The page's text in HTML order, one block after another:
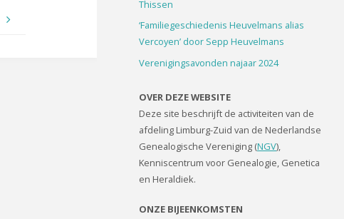
Thissen
‘Familiegeschiedenis Heuvelmans alias
Vercoyen’ door Sepp Heuvelmans
Verenigingsavonden najaar 2024
OVER DEZE WEBSITE
Deze site beschrijft de activiteiten van de
afdeling Limburg-Zuid van de Nederlandse
Genealogische Vereniging (NGV),
Kenniscentrum voor Genealogie, Genetica
en Heraldiek.
ONZE BIJEENKOMSTEN